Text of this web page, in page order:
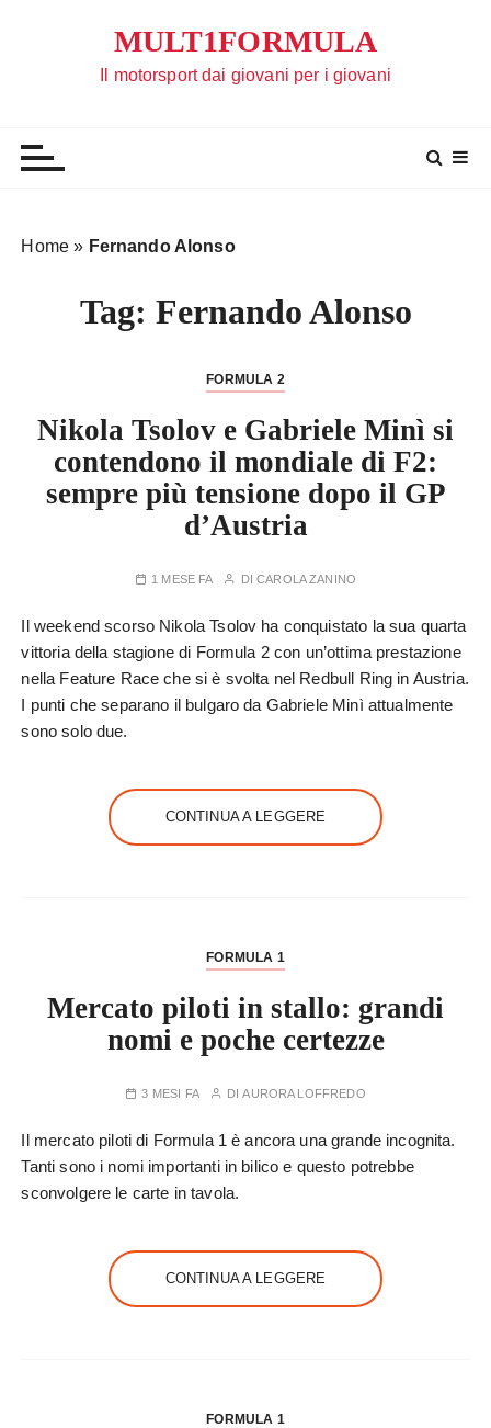
MULT1FORMULA
Il motorsport dai giovani per i giovani
Home » Fernando Alonso
Tag: Fernando Alonso
FORMULA 2
Nikola Tsolov e Gabriele Minì si
contendono il mondiale di F2:
sempre più tensione dopo il GP
d’Austria
1 MESE FA DICAROLA ZANINO
Il weekend scorso Nikola Tsolov ha conquistato la sua quarta
vittoria della stagione di Formula 2 con un’ottima prestazione
nella Feature Race che si è svolta nel Redbull Ring in Austria.
I punti che separano il bulgaro da Gabriele Minì attualmente
sono solo due.
CONTINUA A LEGGERE
FORMULA 1
Mercato piloti in stallo: grandi
nomi e poche certezze
3 MESI FA DIAURORA LOFFREDO
Il mercato piloti di Formula 1 è ancora una grande incognita.
Tanti sono i nomi importanti in bilico e questo potrebbe
sconvolgere le carte in tavola.
CONTINUA A LEGGERE
FORMULA 1